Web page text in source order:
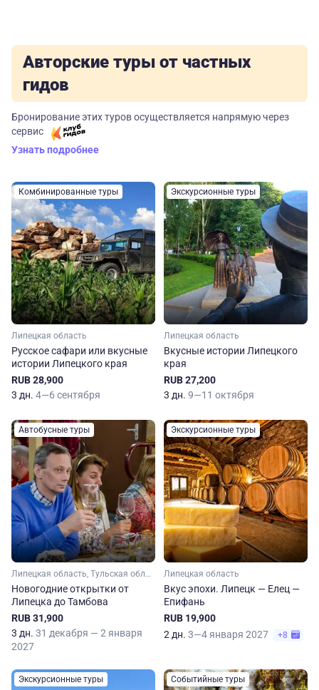
Авторские туры от частных
гидов
Бронирование этих туров осуществляется напрямую через
сервис
Узнать подробнее
Комбинированные туры
Липецкая область
Русское сафари или вкусные
истории Липецкого края
RUB 28,900
3 дн. 4—6 сентября
Экскурсионные туры
Липецкая область
Вкусные истории Липецкого
края
RUB 27,200
3 дн. 9—11 октября
Автобусные туры
Липецкая область, Тульская область
Новогодние открытки от
Липецка до Тамбова
RUB 31,900
3 дн. 31 декабря — 2 января
2027
Экскурсионные туры
Липецкая область
Вкус эпохи. Липецк — Елец —
Епифань
RUB 19,900
2 дн. 3—4 января 2027 +8
Экскурсионные туры Событийные туры